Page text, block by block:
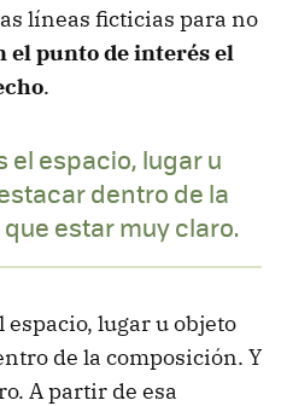
líneas ficticias para no
el punto de interés el
.
el espacio, lugar u
dentro de la
estar muy claro.
lugar u objeto
de la composición. Y
A partir de esa